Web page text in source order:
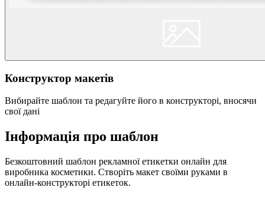
Конструктор макетів
Вибирайте шаблон та редагуйте його в конструкторі, вносячи
свої дані
Інформація про шаблон
Безкоштовний шаблон рекламної етикетки онлайн для
виробника косметики. Створіть макет своїми руками в
онлайн-конструкторі етикеток.